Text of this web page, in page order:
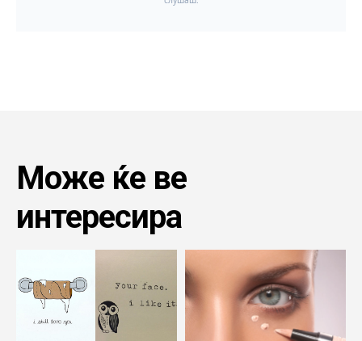
Може ќе ве
интересира